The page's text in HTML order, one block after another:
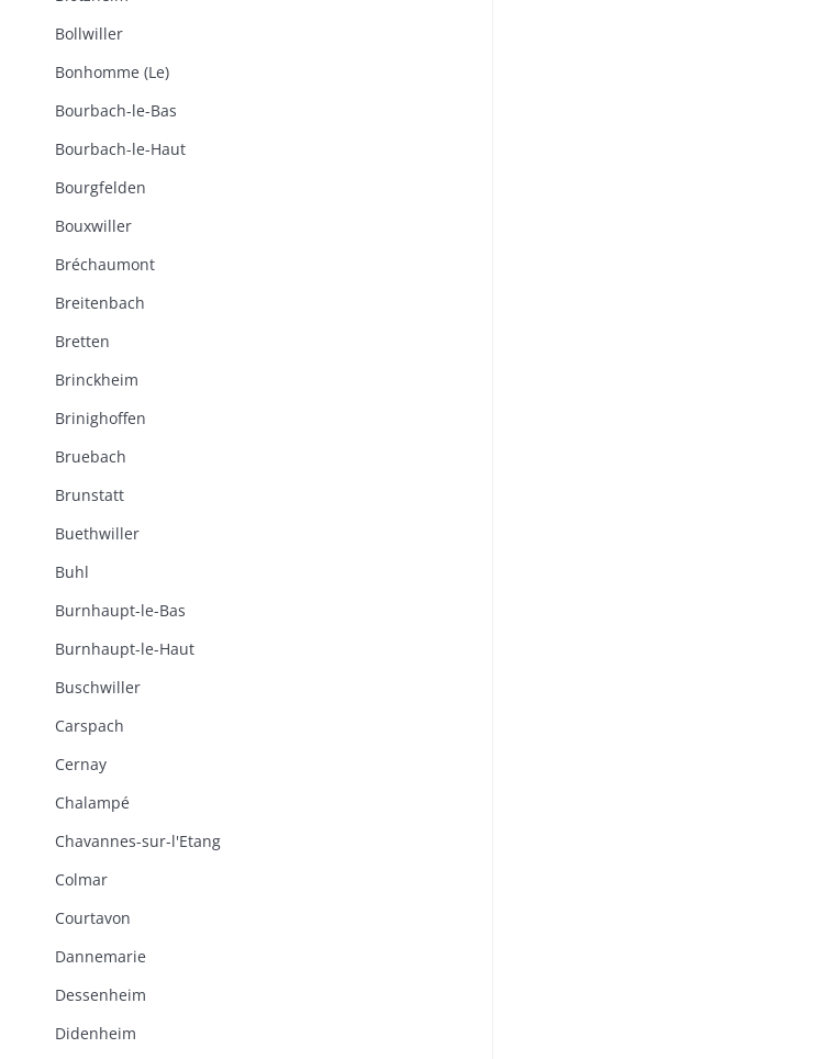
Bollwiller
Bonhomme (Le)
Bourbach-le-Bas
Bourbach-le-Haut
Bourgfelden
Bouxwiller
Bréchaumont
Breitenbach
Bretten
Brinckheim
Brinighoffen
Bruebach
Brunstatt
Buethwiller
Buhl
Burnhaupt-le-Bas
Burnhaupt-le-Haut
Buschwiller
Carspach
Cernay
Chalampé
Chavannes-sur-l'Etang
Colmar
Courtavon
Dannemarie
Dessenheim
Didenheim